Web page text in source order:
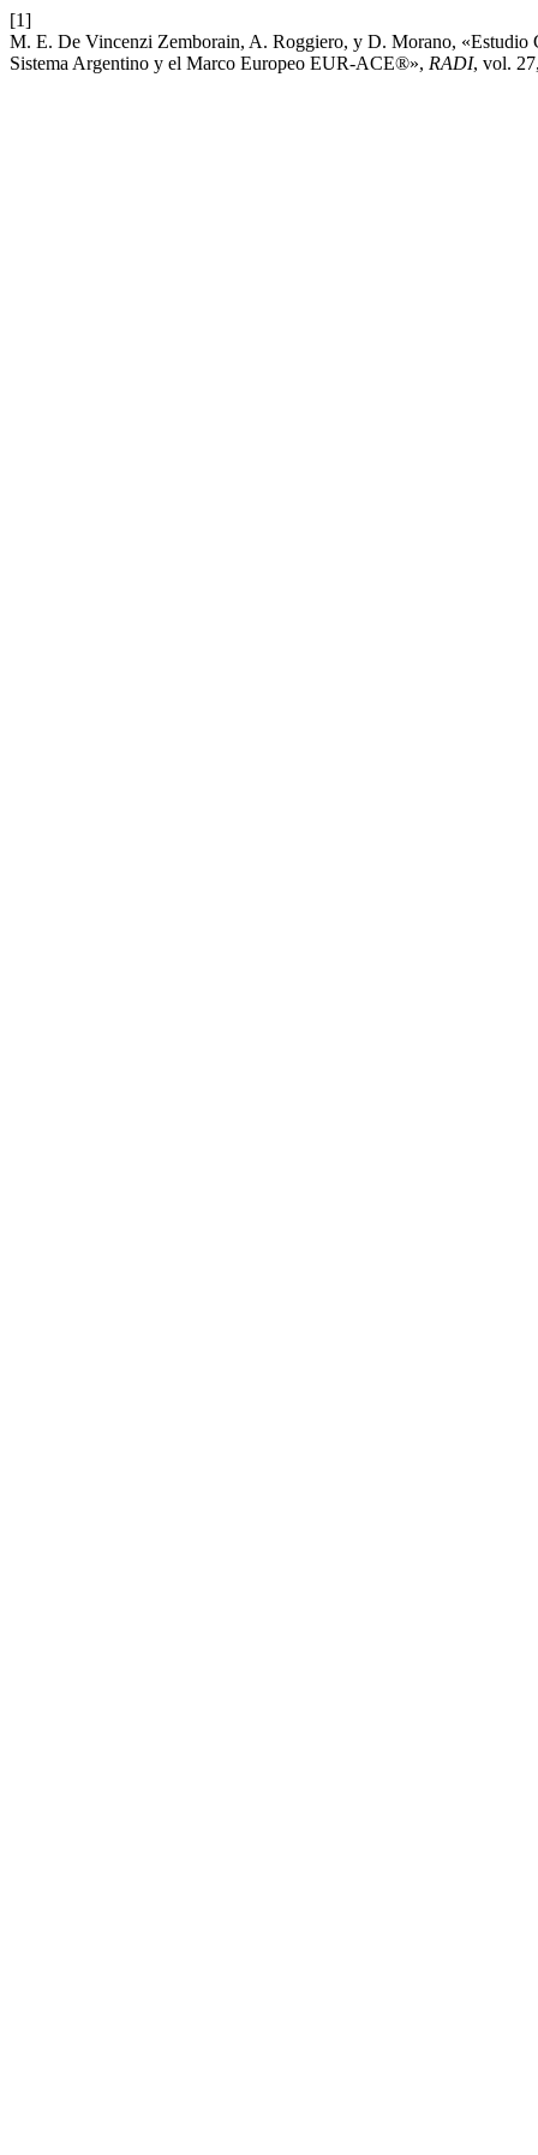
[1]
M. E. De Vincenzi Zemborain, A. Roggiero, y D. Morano, «Estudio
Sistema Argentino y el Marco Europeo EUR-ACE®», RADI, vol.